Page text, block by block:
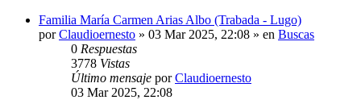
Familia María Carmen Arias Albo (Trabada - Lugo)
porClaudioernesto » 03 Mar 2025, 22:08 » en Buscas
0 Respuestas
3778 Vistas
Último mensaje porClaudioernesto
03 Mar 2025, 22:08